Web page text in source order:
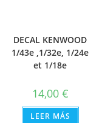
DECAL KENWOOD
1/43e ,1/32e, 1/24e
et 1/18e
14,00 €
LEER MÁS